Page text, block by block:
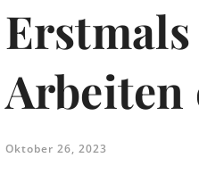
Erstmals
Oktober 26, 2023